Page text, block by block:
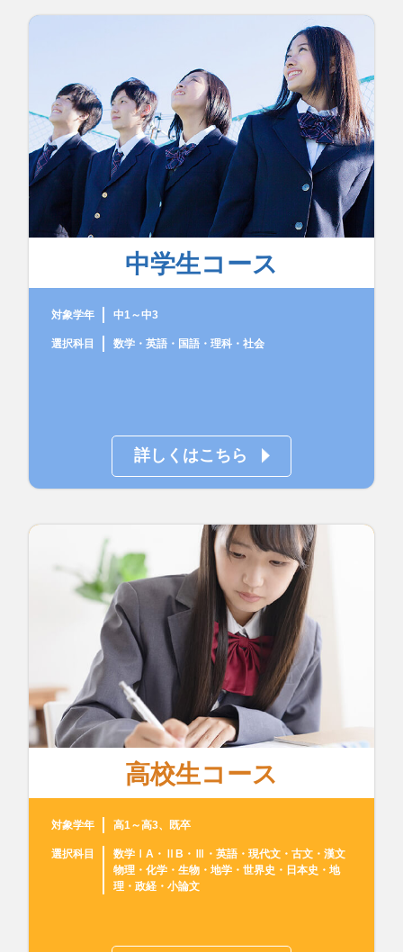
中学生コース
対象学年 中1～中3
選択科目 数学・英語・国語・理科・社会
詳しくはこちら
高校生コース
対象学年 高1～高3、既卒
選択科目
数学ⅠA・ⅡB・Ⅲ・英語・現代文・古文・漢文
物理・化学・生物・地学・世界史・日本史・地
理・政経・小論文